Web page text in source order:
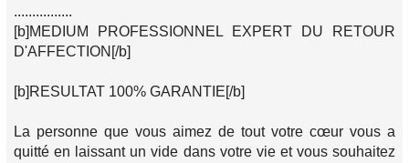
................
[b]MEDIUM PROFESSIONNEL EXPERT DU RETOUR
D'AFFECTION[/b]
[b]RESULTAT 100% GARANTIE[/b]
La personne que vous aimez de tout votre cœur vous a
quitté en laissant un vide dans votre vie et vous souhaitez